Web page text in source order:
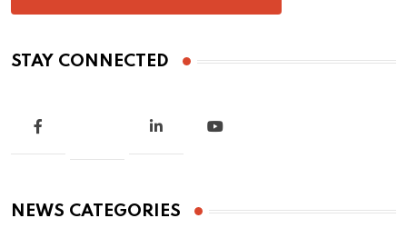
STAY CONNECTED
NEWS CATEGORIES